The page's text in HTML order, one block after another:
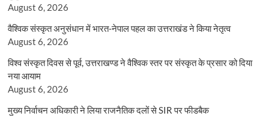
August 6, 2026
वैश्विक संस्कृत अनुसंधान में भारत-नेपाल पहल का उत्तराखंड ने किया नेतृत्व
August 6, 2026
विश्व संस्कृत दिवस से पूर्व, उत्तराखण्ड ने वैश्विक स्तर पर संस्कृत के प्रसार को दिया
नया आयाम
August 6, 2026
मुख्य निर्वाचन अधिकारी ने लिया राजनैतिक दलों से SIR पर फीडबैक